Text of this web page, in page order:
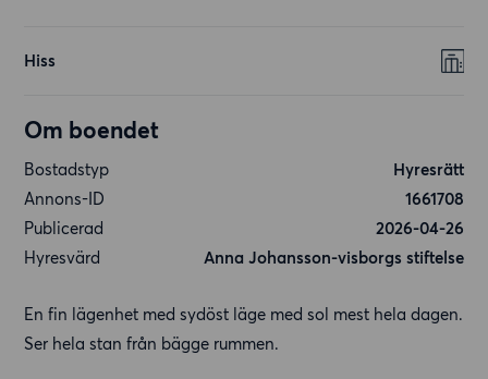
Hiss
Om boendet
Bostadstyp
Hyresrätt
Annons-ID
1661708
Publicerad
2026-04-26
Hyresvärd
Anna Johansson-visborgs stiftelse
En fin lägenhet med sydöst läge med sol mest hela dagen.
Ser hela stan från bägge rummen.